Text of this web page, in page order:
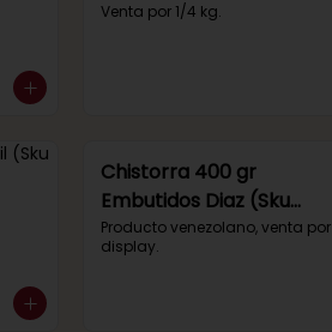
Venta por 1/4 kg.
Chistorra 400 gr
Embutidos Diaz (Sku
452)
Producto venezolano, venta por
display.